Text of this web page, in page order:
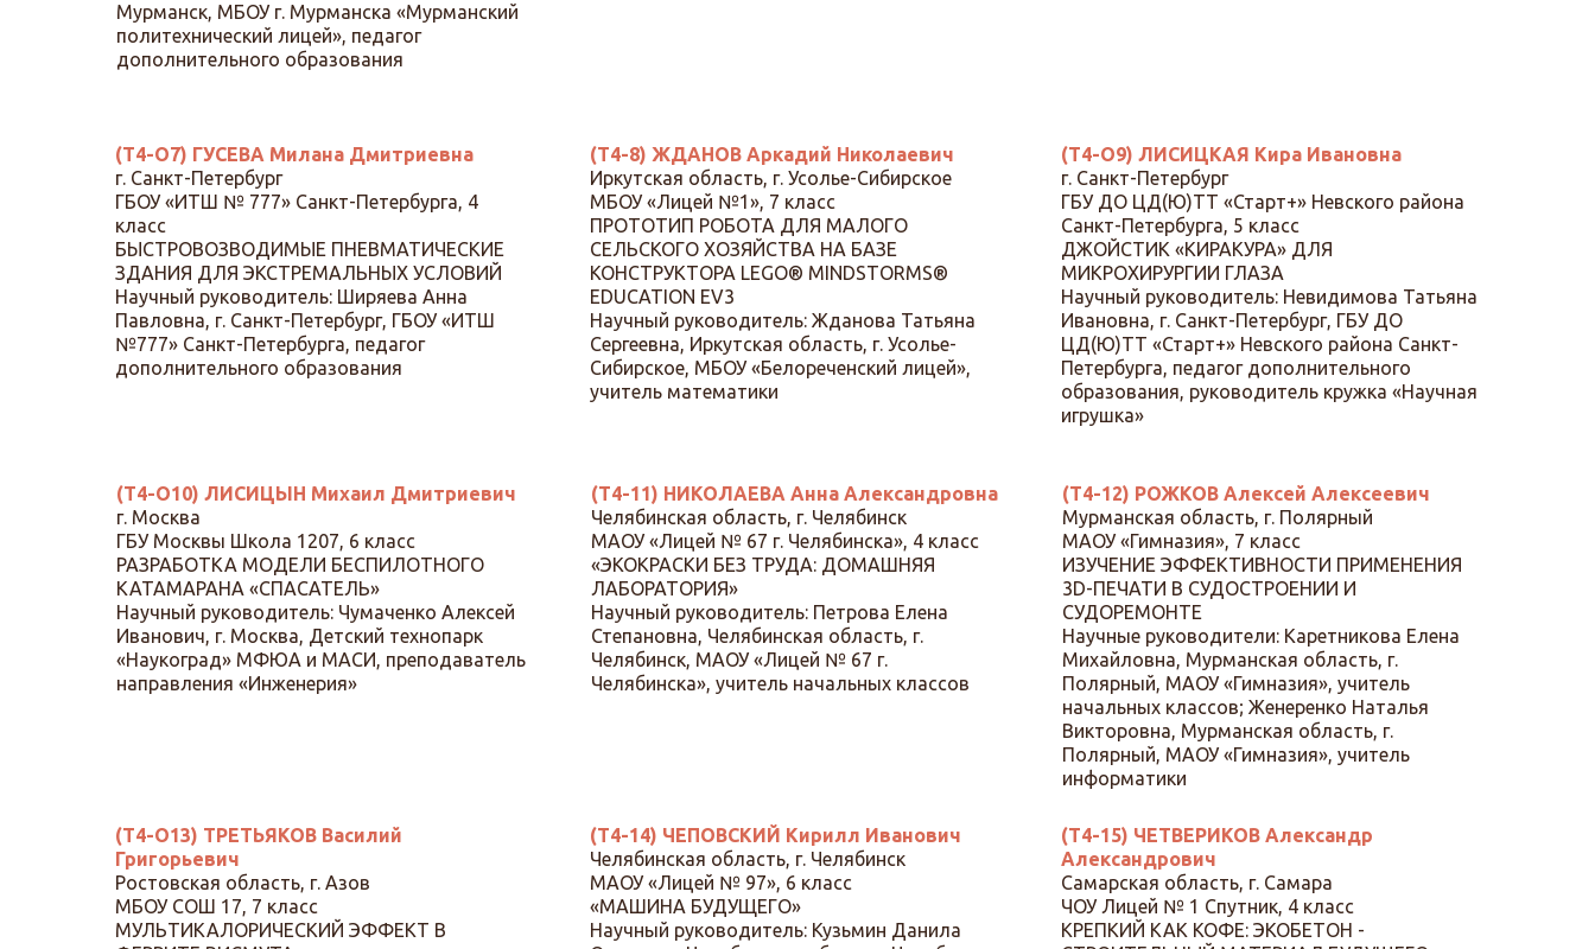
Мурманск, МБОУ г. Мурманска «Мурманский
политехнический лицей», педагог
дополнительного образования
(Т4-О7) ГУСЕВА Милана Дмитриевна
г. Санкт-Петербург
ГБОУ «ИТШ № 777» Санкт-Петербурга, 4
класс
БЫСТРОВОЗВОДИМЫЕ ПНЕВМАТИЧЕСКИЕ
ЗДАНИЯ ДЛЯ ЭКСТРЕМАЛЬНЫХ УСЛОВИЙ
Научный руководитель: Ширяева Анна
Павловна, г. Санкт-Петербург, ГБОУ «ИТШ
№777» Санкт-Петербурга, педагог
дополнительного образования
(Т4-8) ЖДАНОВ Аркадий Николаевич
Иркутская область, г. Усолье-Сибирское
МБОУ «Лицей №1», 7 класс
ПРОТОТИП РОБОТА ДЛЯ МАЛОГО
СЕЛЬСКОГО ХОЗЯЙСТВА НА БАЗЕ
КОНСТРУКТОРА LEGO® MINDSTORMS®
EDUCATION EV3
Научный руководитель: Жданова Татьяна
Сергеевна, Иркутская область, г. Усолье-
Сибирское, МБОУ «Белореченский лицей»,
учитель математики
(Т4-О9) ЛИСИЦКАЯ Кира Ивановна
г. Санкт-Петербург
ГБУ ДО ЦД(Ю)ТТ «Старт+» Невского района
Санкт-Петербурга, 5 класс
ДЖОЙСТИК «КИРАКУРА» ДЛЯ
МИКРОХИРУРГИИ ГЛАЗА
Научный руководитель: Невидимова Татьяна
Ивановна, г. Санкт-Петербург, ГБУ ДО
ЦД(Ю)ТТ «Старт+» Невского района Санкт-
Петербурга, педагог дополнительного
образования, руководитель кружка «Научная
игрушка»
(Т4-О10) ЛИСИЦЫН Михаил Дмитриевич
г. Москва
ГБУ Москвы Школа 1207, 6 класс
РАЗРАБОТКА МОДЕЛИ БЕСПИЛОТНОГО
КАТАМАРАНА «СПАСАТЕЛЬ»
Научный руководитель: Чумаченко Алексей
Иванович, г. Москва, Детский технопарк
«Наукоград» МФЮА и МАСИ, преподаватель
направления «Инженерия»
(Т4-11) НИКОЛАЕВА Анна Александровна
Челябинская область, г. Челябинск
МАОУ «Лицей № 67 г. Челябинска», 4 класс
«ЭКОКРАСКИ БЕЗ ТРУДА: ДОМАШНЯЯ
ЛАБОРАТОРИЯ»
Научный руководитель: Петрова Елена
Степановна, Челябинская область, г.
Челябинск, МАОУ «Лицей № 67 г.
Челябинска», учитель начальных классов
(Т4-12) РОЖКОВ Алексей Алексеевич
Мурманская область, г. Полярный
МАОУ «Гимназия», 7 класс
ИЗУЧЕНИЕ ЭФФЕКТИВНОСТИ ПРИМЕНЕНИЯ
3D-ПЕЧАТИ В СУДОСТРОЕНИИ И
СУДОРЕМОНТЕ
Научные руководители: Каретникова Елена
Михайловна, Мурманская область, г.
Полярный, МАОУ «Гимназия», учитель
начальных классов; Женеренко Наталья
Викторовна, Мурманская область, г.
Полярный, МАОУ «Гимназия», учитель
информатики
(Т4-О13) ТРЕТЬЯКОВ Василий
Григорьевич
Ростовская область, г. Азов
МБОУ СОШ 17, 7 класс
МУЛЬТИКАЛОРИЧЕСКИЙ ЭФФЕКТ В
(Т4-14) ЧЕПОВСКИЙ Кирилл Иванович
Челябинская область, г. Челябинск
МАОУ «Лицей № 97», 6 класс
«МАШИНА БУДУЩЕГО»
Научный руководитель: Кузьмин Данила
(Т4-15) ЧЕТВЕРИКОВ Александр
Александрович
Самарская область, г. Самара
ЧОУ Лицей № 1 Спутник, 4 класс
КРЕПКИЙ КАК КОФЕ: ЭКОБЕТОН -